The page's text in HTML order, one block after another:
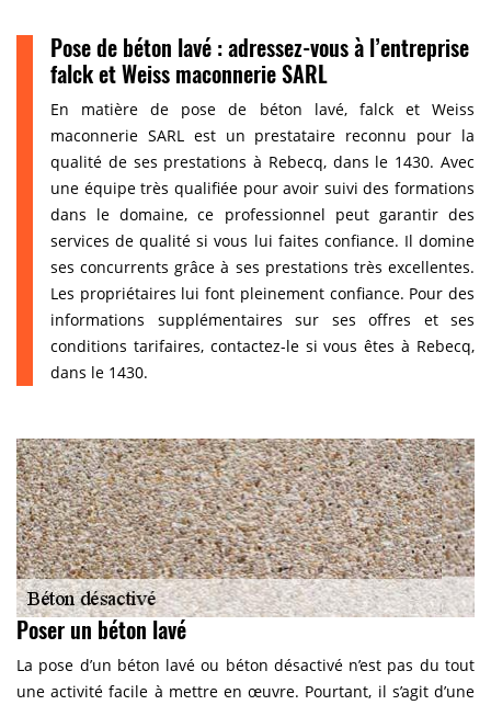
Pose de béton lavé : adressez-vous à l’entreprise
falck et Weiss maconnerie SARL
En matière de pose de béton lavé, falck et Weiss
maconnerie SARL est un prestataire reconnu pour la
qualité de ses prestations à Rebecq, dans le 1430. Avec
une équipe très qualifiée pour avoir suivi des formations
dans le domaine, ce professionnel peut garantir des
services de qualité si vous lui faites confiance. Il domine
ses concurrents grâce à ses prestations très excellentes.
Les propriétaires lui font pleinement confiance. Pour des
informations supplémentaires sur ses offres et ses
conditions tarifaires, contactez-le si vous êtes à Rebecq,
dans le 1430.
Poser un béton lavé
La pose d’un béton lavé ou béton désactivé n’est pas du tout
une activité facile à mettre en œuvre. Pourtant, il s’agit d’une